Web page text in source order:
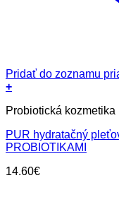
Pridať do zoznamu
+
Probiotická kozmetika
PUR hydratačný
PROBIOTIKAMI
14.60€